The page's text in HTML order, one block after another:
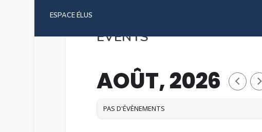
ESPACE ÉLUS
EVENTS
AOÛT, 2026
PAS D'ÉVÈNEMENTS